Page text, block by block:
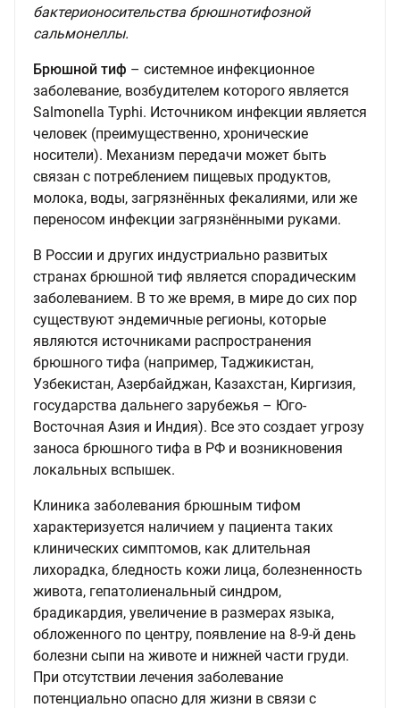
бактерионосительства брюшнотифозной
сальмонеллы.
Брюшной тиф – системное инфекционное
заболевание, возбудителем которого является
Salmonella Typhi. Источником инфекции является
человек (преимущественно, хронические
носители). Механизм передачи может быть
связан с потреблением пищевых продуктов,
молока, воды, загрязнённых фекалиями, или же
переносом инфекции загрязнёнными руками.
В России и других индустриально развитых
странах брюшной тиф является спорадическим
заболеванием. В то же время, в мире до сих пор
существуют эндемичные регионы, которые
являются источниками распространения
брюшного тифа (например, Таджикистан,
Узбекистан, Азербайджан, Казахстан, Киргизия,
государства дальнего зарубежья – Юго-
Восточная Азия и Индия). Все это создает угрозу
заноса брюшного тифа в РФ и возникновения
локальных вспышек.
Клиника заболевания брюшным тифом
характеризуется наличием у пациента таких
клинических симптомов, как длительная
лихорадка, бледность кожи лица, болезненность
живота, гепатолиенальный синдром,
брадикардия, увеличение в размерах языка,
обложенного по центру, появление на 8-9-й день
болезни сыпи на животе и нижней части груди.
При отсутствии лечения заболевание
потенциально опасно для жизни в связи с